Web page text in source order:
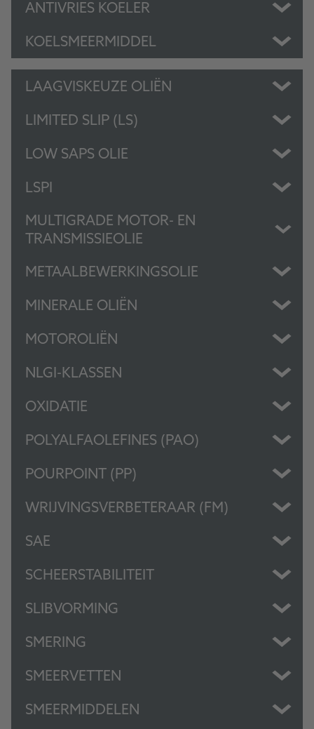
ANTIVRIES KOELER
KOELSMEERMIDDEL
LAAGVISKEUZE OLIËN
LIMITED SLIP (LS)
LOW SAPS OLIE
LSPI
MULTIGRADE MOTOR- EN
TRANSMISSIEOLIE
METAALBEWERKINGSOLIE
MINERALE OLIËN
MOTOROLIËN
NLGI-KLASSEN
OXIDATIE
POLYALFAOLEFINES (PAO)
POURPOINT (PP)
WRIJVINGSVERBETERAAR (FM)
SAE
SCHEERSTABILITEIT
SLIBVORMING
SMERING
SMEERVETTEN
SMEERMIDDELEN